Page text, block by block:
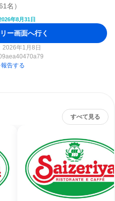
年8月31日
ー画面へ行く
2026年1月8日
告する
すべて見る